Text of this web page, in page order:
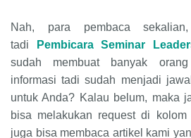
Nah, para pembaca
tadi
Pembicara Seminar
sudah membuat banyak
informasi tadi sudah menjadi
untuk Anda? Kalau belum, maka
bisa melakukan request di kolom
juga bisa membaca artikel kami